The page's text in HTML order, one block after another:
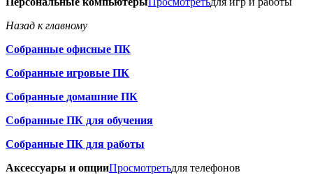
Назад к главному
Собранные офисные ПК
Собранные игровые ПК
Собранные домашние ПК
Собранные ПК для обучения
Собранные ПК для работы
Аксессуары и опцииПросмотретьдля телефонов